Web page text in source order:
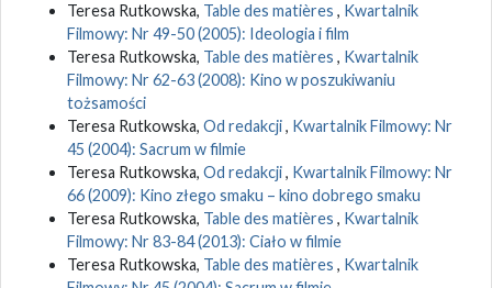
Teresa Rutkowska, Table des matières , Kwartalnik
Filmowy: Nr 49-50 (2005): Ideologia i film
Teresa Rutkowska, Table des matières , Kwartalnik
Filmowy: Nr 62-63 (2008): Kino w poszukiwaniu
tożsamości
Teresa Rutkowska, Od redakcji, Kwartalnik Filmowy: Nr
45 (2004): Sacrum w filmie
Teresa Rutkowska, Od redakcji, Kwartalnik Filmowy: Nr
66 (2009): Kino złego smaku – kino dobrego smaku
Teresa Rutkowska, Table des matières , Kwartalnik
Filmowy: Nr 83-84 (2013): Ciało w filmie
Teresa Rutkowska, Table des matières , Kwartalnik